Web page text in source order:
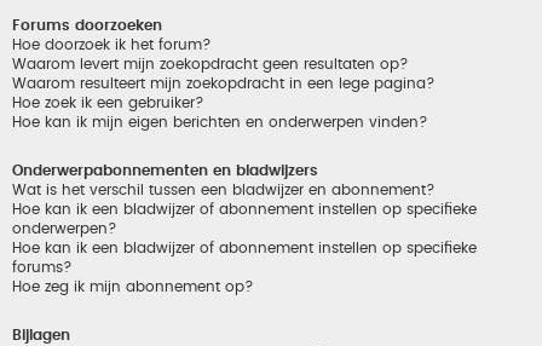
Forums doorzoeken
Hoe doorzoek ik het forum?
Waarom levert mijn zoekopdracht geen resultaten op?
Waarom resulteert mijn zoekopdracht in een lege pagina?
Hoe zoek ik een gebruiker?
Hoe kan ik mijn eigen berichten en onderwerpen vinden?
Onderwerpabonnementen en bladwijzers
Wat is het verschil tussen een bladwijzer en abonnement?
Hoe kan ik een bladwijzer of abonnement instellen op specifieke
onderwerpen?
Hoe kan ik een bladwijzer of abonnement instellen op specifieke
forums?
Hoe zeg ik mijn abonnement op?
Bijlagen